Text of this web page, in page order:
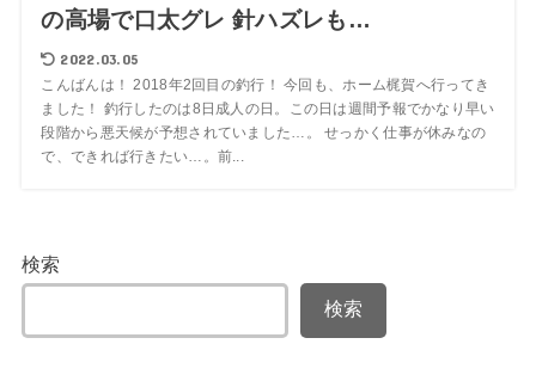
の高場で口太グレ 針ハズレも…
2022.03.05
こんばんは！ 2018年2回目の釣行！ 今回も、ホーム梶賀へ行ってき
ました！ 釣行したのは8日成人の日。この日は週間予報でかなり早い
段階から悪天候が予想されていました…。 せっかく仕事が休みなの
で、できれば行きたい…。前...
検索
検索